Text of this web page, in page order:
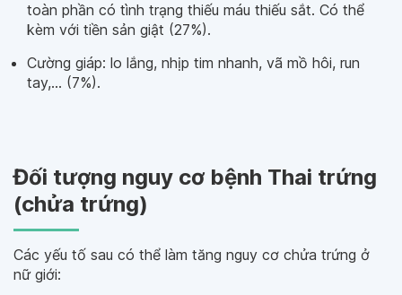
toàn phần có tình trạng thiếu máu thiếu sắt. Có thể
kèm với tiền sản giật (27%).
Cường giáp: lo lắng, nhịp tim nhanh, vã mồ hôi, run
tay,… (7%).
Đối tượng nguy cơ bệnh Thai trứng
(chửa trứng)
Các yếu tố sau có thể làm tăng nguy cơ chửa trứng ở
nữ giới: